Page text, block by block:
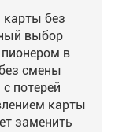
без
выбор
в
смены
потерей
карты
заменить